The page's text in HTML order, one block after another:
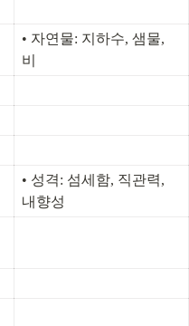
• 자연물: 지하수, 샘물,
비
• 성격: 섬세함, 직관력,
내향성